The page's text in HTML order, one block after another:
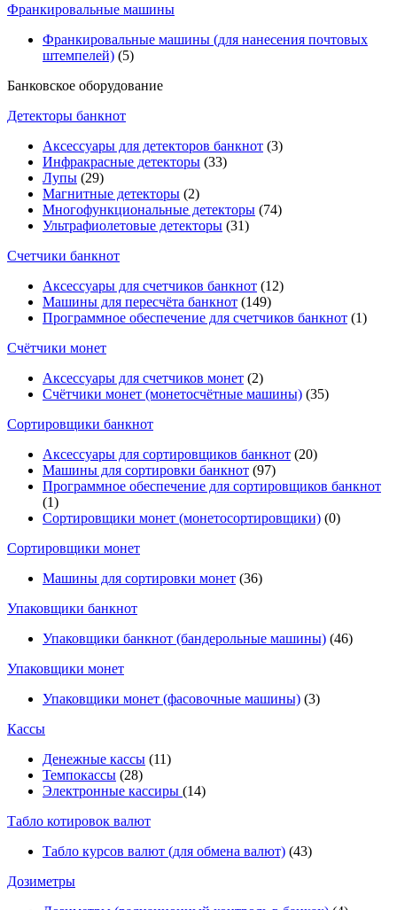
Франкировальные машины
Франкировальные машины (для нанесения почтовых
штемпелей) (5)
Банковское оборудование
Детекторы банкнот
Аксессуары для детекторов банкнот (3)
Инфракрасные детекторы (33)
Лупы (29)
Магнитные детекторы (2)
Многофункциональные детекторы (74)
Ультрафиолетовые детекторы (31)
Счетчики банкнот
Аксессуары для счетчиков банкнот (12)
Машины для пересчёта банкнот (149)
Программное обеспечение для счетчиков банкнот (1)
Счётчики монет
Аксессуары для счетчиков монет (2)
Счётчики монет (монетосчётные машины) (35)
Cортировщики банкнот
Аксессуары для сортировщиков банкнот (20)
Машины для сортировки банкнот (97)
Программное обеспечение для сортировщиков банкнот
(1)
Сортировщики монет (монетосортировщики) (0)
Сортировщики монет
Машины для сортировки монет (36)
Упаковщики банкнот
Упаковщики банкнот (бандерольные машины) (46)
Упаковщики монет
Упаковщики монет (фасовочные машины) (3)
Кассы
Денежные кассы (11)
Темпокассы (28)
Электронные кассиры (14)
Табло котировок валют
Табло курсов валют (для обмена валют) (43)
Дозиметры